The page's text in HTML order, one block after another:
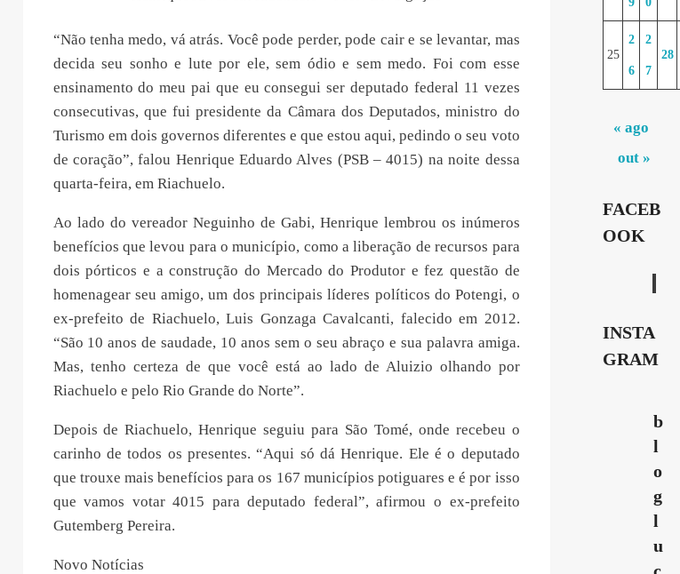
“Não tenha medo, vá atrás. Você pode perder, pode cair e se levantar, mas
decida seu sonho e lute por ele, sem ódio e sem medo. Foi com esse
ensinamento do meu pai que eu consegui ser deputado federal 11 vezes
consecutivas, que fui presidente da Câmara dos Deputados, ministro do
Turismo em dois governos diferentes e que estou aqui, pedindo o seu voto
de coração”, falou Henrique Eduardo Alves (PSB – 4015) na noite dessa
quarta-feira, em Riachuelo.
Ao lado do vereador Neguinho de Gabi, Henrique lembrou os inúmeros
benefícios que levou para o município, como a liberação de recursos para
dois pórticos e a construção do Mercado do Produtor e fez questão de
homenagear seu amigo, um dos principais líderes políticos do Potengi, o
ex-prefeito de Riachuelo, Luis Gonzaga Cavalcanti, falecido em 2012.
“São 10 anos de saudade, 10 anos sem o seu abraço e sua palavra amiga.
Mas, tenho certeza de que você está ao lado de Aluizio olhando por
Riachuelo e pelo Rio Grande do Norte”.
Depois de Riachuelo, Henrique seguiu para São Tomé, onde recebeu o
carinho de todos os presentes. “Aqui só dá Henrique. Ele é o deputado
que trouxe mais benefícios para os 167 municípios potiguares e é por isso
que vamos votar 4015 para deputado federal”, afirmou o ex-prefeito
Gutemberg Pereira.
Novo Notícias
25
2
6
2
7
28
« ago
out »
FACEB
OOK
INSTA
GRAM
b
l
o
g
l
u